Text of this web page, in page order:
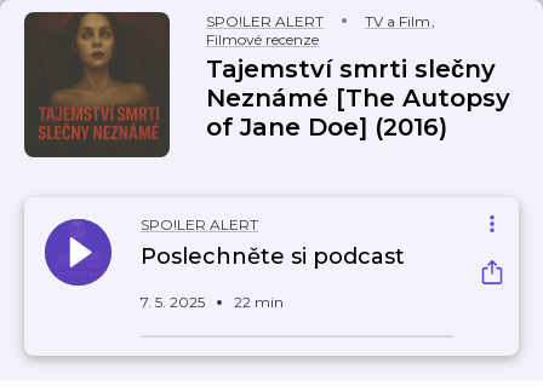
SPO!LER ALERT TV a Film,
Filmové recenze
Tajemství smrti slečny
Neznámé [The Autopsy
of Jane Doe] (2016)
SPO!LER ALERT
Poslechněte si podcast
7. 5. 2025 22 min